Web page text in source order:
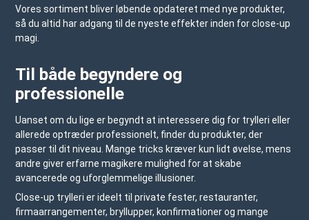
Vores sortiment bliver løbende opdateret med nye produkter,
så du altid har adgang til de nyeste effekter inden for close-up
magi.
Til både begyndere og
professionelle
Uanset om du lige er begyndt at interessere dig for trylleri eller
allerede optræder professionelt, finder du produkter, der
passer til dit niveau. Mange tricks kræver kun lidt øvelse, mens
andre giver erfarne magikere mulighed for at skabe
avancerede og uforglemmelige illusioner.
Close-up trylleri er ideelt til private fester, restauranter,
firmaarrangementer, bryllupper, konfirmationer og mange